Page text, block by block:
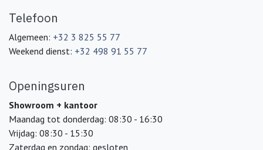
Telefoon
Algemeen: +32 3 825 55 77
Weekend dienst: +32 498 91 55 77
Openingsuren
Showroom + kantoor
Maandag tot donderdag: 08:30 - 16:30
Vrijdag: 08:30 - 15:30
Zaterdag en zondag: gesloten